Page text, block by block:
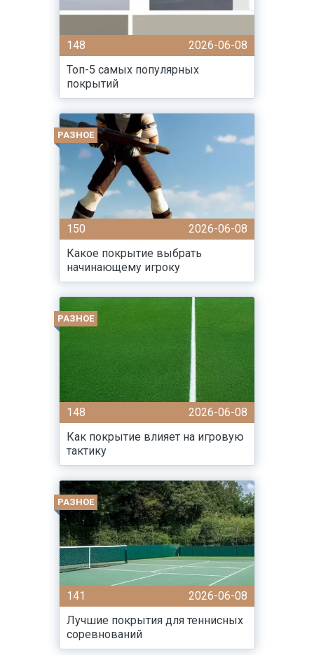
148
2026-06-08
Топ-5 самых популярных
покрытий
РАЗНОЕ
150
2026-06-08
Какое покрытие выбрать
начинающему игроку
РАЗНОЕ
148
2026-06-08
Как покрытие влияет на игровую
тактику
РАЗНОЕ
141
2026-06-08
Лучшие покрытия для теннисных
соревнований